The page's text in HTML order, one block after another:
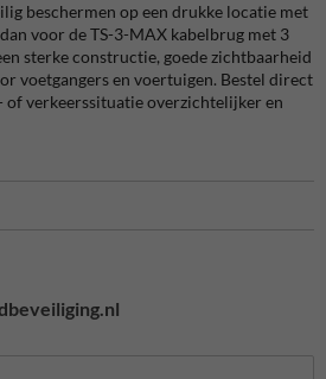
beschermen op een drukke locatie met
voor de TS-3-MAX kabelbrug met 3
sterke constructie, goede zichtbaarheid
voetgangers en voertuigen. Bestel direct
of verkeerssituatie overzichtelijker en